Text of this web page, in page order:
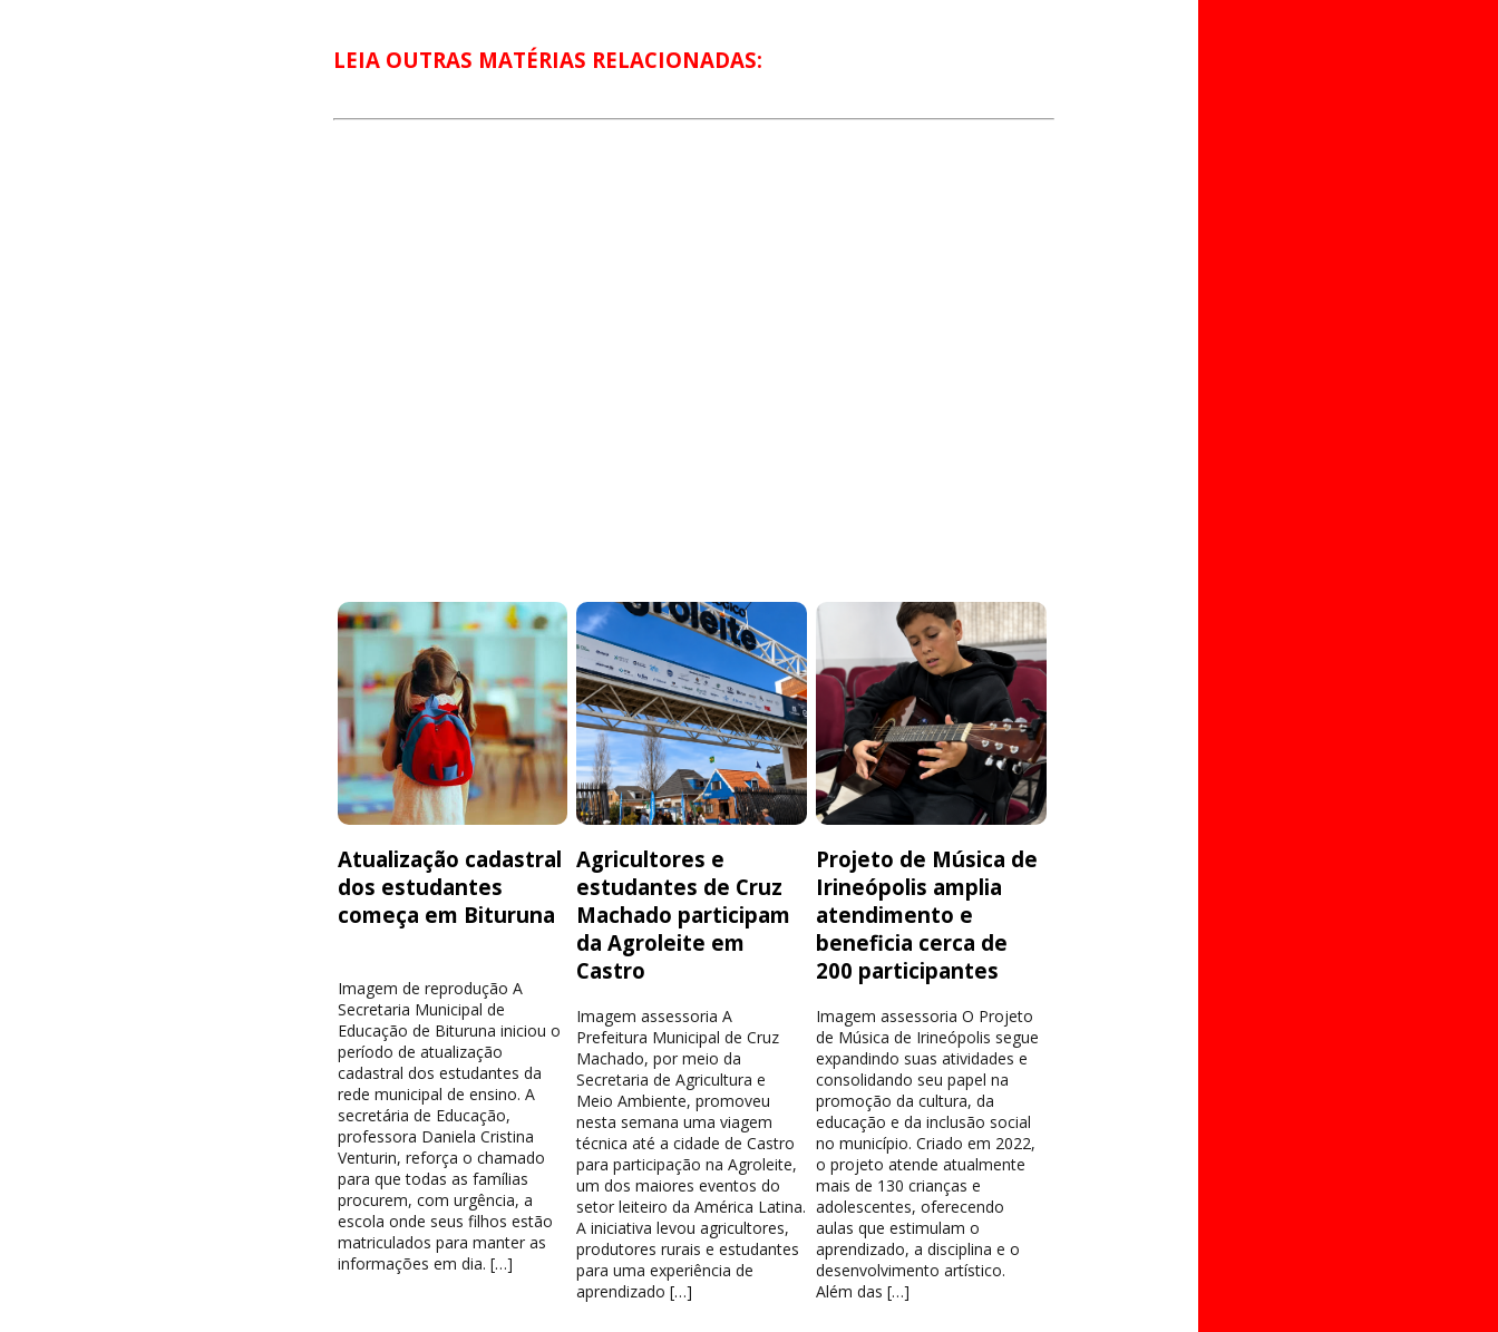
LEIA OUTRAS MATÉRIAS RELACIONADAS:
Atualização cadastral
dos estudantes
começa em Bituruna
Imagem de reprodução A
Secretaria Municipal de
Educação de Bituruna iniciou o
período de atualização
cadastral dos estudantes da
rede municipal de ensino. A
secretária de Educação,
professora Daniela Cristina
Venturin, reforça o chamado
para que todas as famílias
procurem, com urgência, a
escola onde seus filhos estão
matriculados para manter as
informações em dia. […]
Agricultores e
estudantes de Cruz
Machado participam
da Agroleite em
Castro
Imagem assessoria A
Prefeitura Municipal de Cruz
Machado, por meio da
Secretaria de Agricultura e
Meio Ambiente, promoveu
nesta semana uma viagem
técnica até a cidade de Castro
para participação na Agroleite,
um dos maiores eventos do
setor leiteiro da América Latina.
A iniciativa levou agricultores,
produtores rurais e estudantes
para uma experiência de
aprendizado […]
Projeto de Música de
Irineópolis amplia
atendimento e
beneficia cerca de
200 participantes
Imagem assessoria O Projeto
de Música de Irineópolis segue
expandindo suas atividades e
consolidando seu papel na
promoção da cultura, da
educação e da inclusão social
no município. Criado em 2022,
o projeto atende atualmente
mais de 130 crianças e
adolescentes, oferecendo
aulas que estimulam o
aprendizado, a disciplina e o
desenvolvimento artístico.
Além das […]